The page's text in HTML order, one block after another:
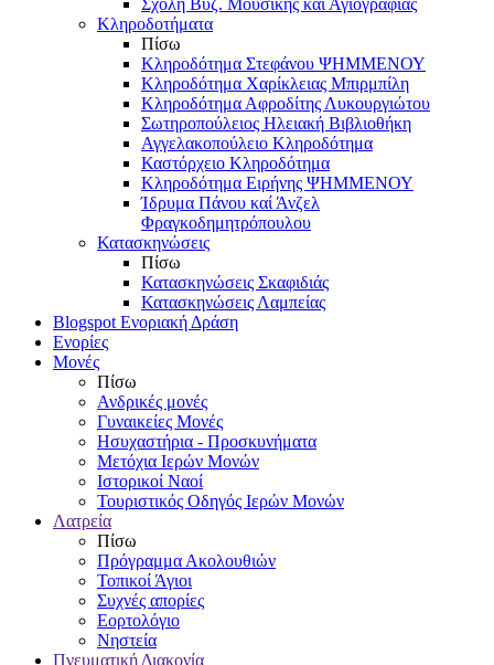
Κληροδοτήματα
Πίσω
Κληροδότημα Στεφάνου ΨΗΜΜΕΝΟΥ
Κληροδότημα Χαρίκλειας Μπιρμπίλη
Κληροδότημα Αφροδίτης Λυκουργιώτου
Σωτηροπούλειος Ηλειακή Βιβλιοθήκη
Αγγελακοπούλειο Κληροδότημα
Καστόρχειο Κληροδότημα
Κληροδότημα Ειρήνης ΨΗΜΜΕΝΟΥ
Ίδρυμα Πάνου καί Άνζελ
Φραγκοδημητρόπουλου
Κατασκηνώσεις
Πίσω
Κατασκηνώσεις Σκαφιδιάς
Κατασκηνώσεις Λαμπείας
Blogspot Ενοριακή Δράση
Ενορίες
Μονές
Πίσω
Ανδρικές μονές
Γυναικείες Μονές
Ησυχαστήρια - Προσκυνήματα
Μετόχια Ιερών Μονών
Ιστορικοί Ναοί
Τουριστικός Οδηγός Ιερών Μονών
Λατρεία
Πίσω
Πρόγραμμα Ακολουθιών
Τοπικοί Άγιοι
Συχνές απορίες
Εορτολόγιο
Νηστεία
Πνευματική Διακονία